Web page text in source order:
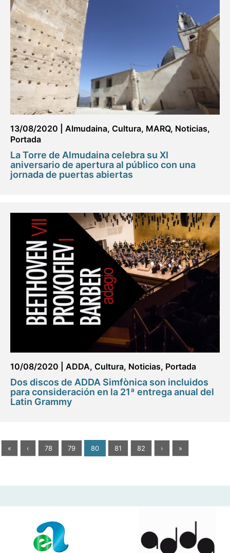
13/08/2020 Almudaina, Cultura, MARQ, Noticias,
Portada
La Torre de Almudaina celebra su XI
aniversario de apertura al público con una
jornada de puertas abiertas
10/08/2020 ADDA, Cultura, Noticias, Portada
Dos discos de ADDA Simfònica son incluidos
para consideración en la 21ª entrega anual del
Latin Grammy
« ‹ 78 79 80 81 82 › »